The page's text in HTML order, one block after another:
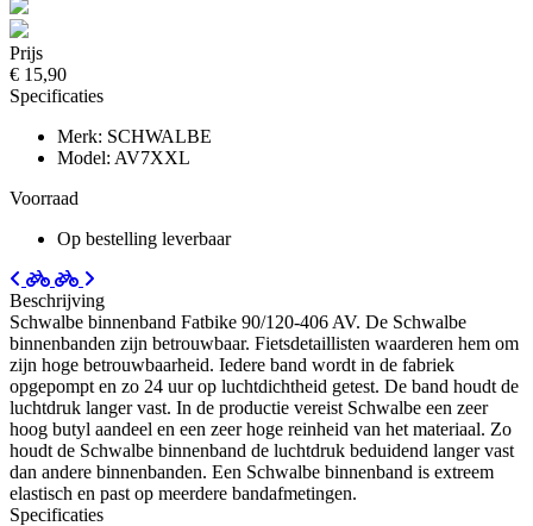
Prijs
€ 15,90
Specificaties
Merk: SCHWALBE
Model: AV7XXL
Voorraad
Op bestelling leverbaar
Beschrijving
Schwalbe binnenband Fatbike 90/120-406 AV. De Schwalbe
binnenbanden zijn betrouwbaar. Fietsdetaillisten waarderen hem om
zijn hoge betrouwbaarheid. Iedere band wordt in de fabriek
opgepompt en zo 24 uur op luchtdichtheid getest. De band houdt de
luchtdruk langer vast. In de productie vereist Schwalbe een zeer
hoog butyl aandeel en een zeer hoge reinheid van het materiaal. Zo
houdt de Schwalbe binnenband de luchtdruk beduidend langer vast
dan andere binnenbanden. Een Schwalbe binnenband is extreem
elastisch en past op meerdere bandafmetingen.
Specificaties